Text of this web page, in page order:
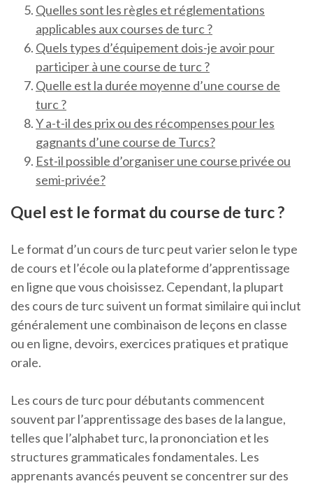
Quelles sont les règles et réglementations
applicables aux courses de turc ?
Quels types d’équipement dois-je avoir pour
participer à une course de turc ?
Quelle est la durée moyenne d’une course de
turc ?
Y a-t-il des prix ou des récompenses pour les
gagnants d’une course de Turcs?
Est-il possible d’organiser une course privée ou
semi-privée?
Quel est le format du course de turc ?
Le format d’un cours de turc peut varier selon le type
de cours et l’école ou la plateforme d’apprentissage
en ligne que vous choisissez. Cependant, la plupart
des cours de turc suivent un format similaire qui inclut
généralement une combinaison de leçons en classe
ou en ligne, devoirs, exercices pratiques et pratique
orale.
Les cours de turc pour débutants commencent
souvent par l’apprentissage des bases de la langue,
telles que l’alphabet turc, la prononciation et les
structures grammaticales fondamentales. Les
apprenants avancés peuvent se concentrer sur des